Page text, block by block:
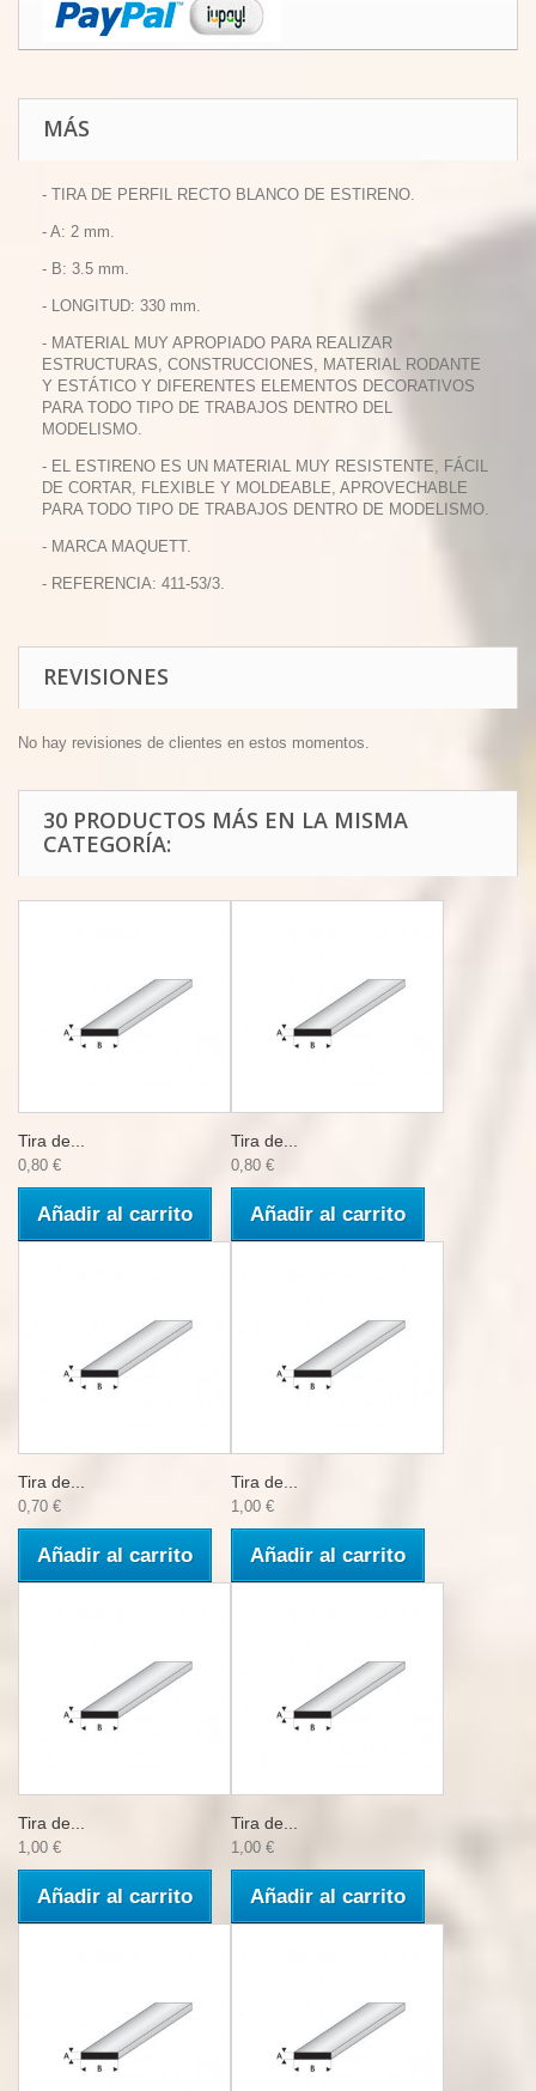
MÁS
- TIRA DE PERFIL RECTO BLANCO DE ESTIRENO.
- A: 2 mm.
- B: 3.5 mm.
- LONGITUD: 330 mm.
- MATERIAL MUY APROPIADO PARA REALIZAR
ESTRUCTURAS, CONSTRUCCIONES, MATERIAL RODANTE
Y ESTÁTICO Y DIFERENTES ELEMENTOS DECORATIVOS
PARA TODO TIPO DE TRABAJOS DENTRO DEL
MODELISMO.
- EL ESTIRENO ES UN MATERIAL MUY RESISTENTE, FÁCIL
DE CORTAR, FLEXIBLE Y MOLDEABLE, APROVECHABLE
PARA TODO TIPO DE TRABAJOS DENTRO DE MODELISMO.
- MARCA MAQUETT.
- REFERENCIA: 411-53/3.
REVISIONES
No hay revisiones de clientes en estos momentos.
30 PRODUCTOS MÁS EN LA MISMA
CATEGORÍA:
Tira de...
0,80 €
Añadir al carrito
Tira de...
0,80 €
Añadir al carrito
Tira de...
0,70 €
Añadir al carrito
Tira de...
1,00 €
Añadir al carrito
Tira de...
1,00 €
Añadir al carrito
Tira de...
1,00 €
Añadir al carrito